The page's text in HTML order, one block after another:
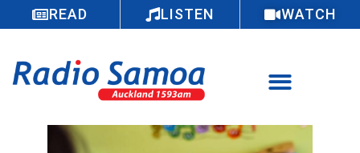
READ LISTEN WATCH